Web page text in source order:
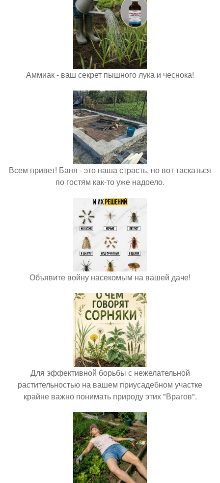
Аммиак - ваш секрет пышного лука и чеснока!
Всем привет! Баня - это наша страсть, но вот таскаться
по гостям как-то уже надоело.
Объявите войну насекомым на вашей даче!
Для эффективной борьбы с нежелательной
растительностью на вашем приусадебном участке
крайне важно понимать природу этих "Врагов".